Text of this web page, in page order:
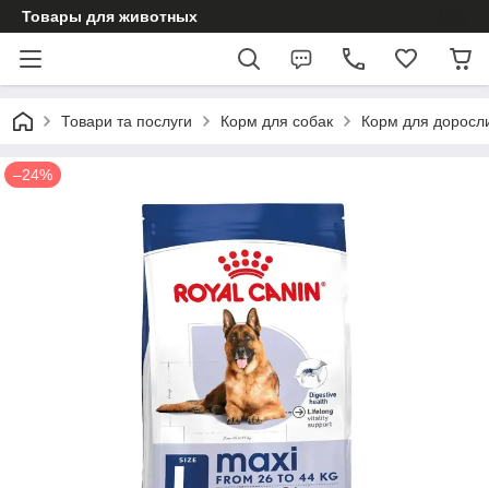
Товары для животных
Товари та послуги Корм для собак Корм для
–24%